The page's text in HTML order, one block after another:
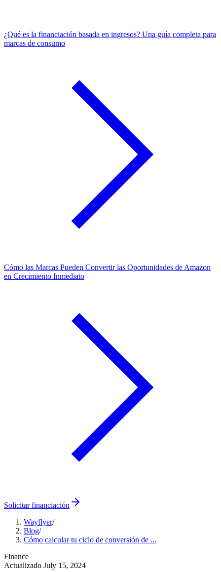
¿Qué es la financiación basada en ingresos? Una guía completa para
marcas de consumo
Cómo las Marcas Pueden Convertir las Oportunidades de Amazon
en Crecimiento Inmediato
Solicitar financiación
Wayflyer/
Blog/
Cómo calcular tu ciclo de conversión de ...
Finance
Actualizado July 15, 2024